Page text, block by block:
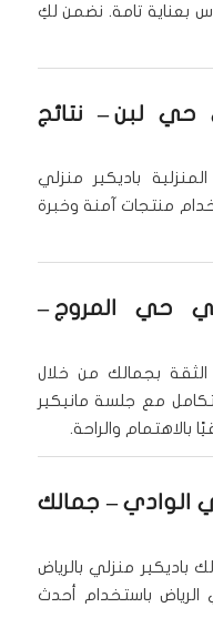
بعناية تامة. نضمن لكِ
حي لبن– نتائج
باديكير منزلي
منتجات آمنة وخبرة
في حي المروج –
بجمالك من خلال
مع جلسة مانيكير
بالاهتمام والراحة.
الوادي– جمالك
منزلي بالرياض
باستخدام أحدث